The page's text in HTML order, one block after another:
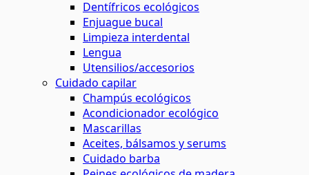
Dentífricos ecológicos
Enjuague bucal
Limpieza interdental
Lengua
Utensilios/accesorios
Cuidado capilar
Champús ecológicos
Acondicionador ecológico
Mascarillas
Aceites, bálsamos y serums
Cuidado barba